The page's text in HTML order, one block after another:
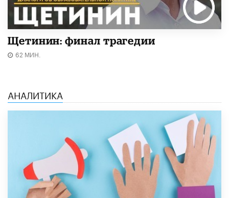
Щетинин: финал трагедии
62 МИН.
АНАЛИТИКА